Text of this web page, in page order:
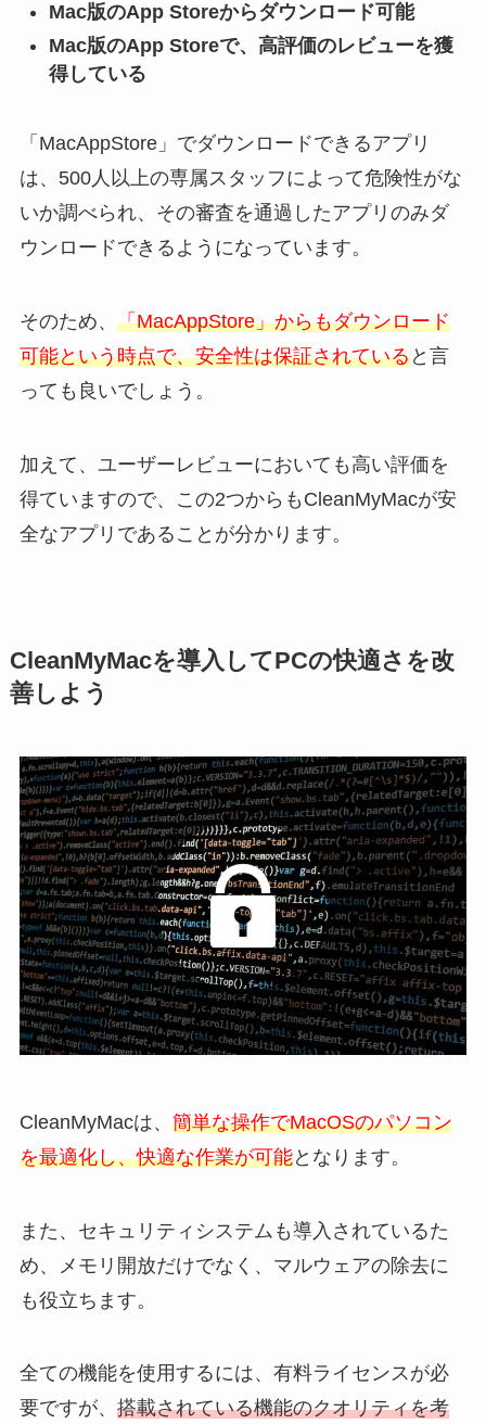
Mac版のApp Storeからダウンロード可能
Mac版のApp Storeで、高評価のレビューを獲
得している
「MacAppStore」でダウンロードできるアプリ
は、500人以上の専属スタッフによって危険性がな
いか調べられ、その審査を通過したアプリのみダ
ウンロードできるようになっています。
そのため、 「MacAppStore」からもダウンロード
可能という時点で、安全性は保証されていると言
っても良いでしょう。
加えて、ユーザーレビューにおいても高い評価を
得ていますので、この2つからもCleanMyMacが安
全なアプリであることが分かります。
CleanMyMacを導入してPCの快適さを改
善しよう
CleanMyMacは、 簡単な操作でMacOSのパソコン
を最適化し、快適な作業が可能となります。
また、セキュリティシステムも導入されているた
め、メモリ開放だけでなく、マルウェアの除去に
も役立ちます。
全ての機能を使用するには、有料ライセンスが必
要ですが、 搭載されている機能のクオリティを考